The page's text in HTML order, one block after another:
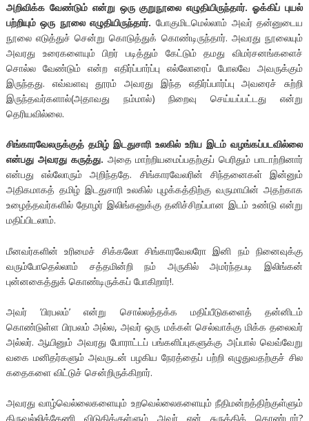
அறிவிக்க வேண்டும் என்று ஒரு குறுநூலை எழுதியிருந்தார். ஓக்கிப் புயல்
பற்றியும் ஒரு நூலை எழுதியிருந்தார்.போகுமிடமெல்லாம் அவர் தன்னுடைய
நூலை எடுத்துச் சென்று கொடுத்துக் கொண்டிருந்தார். அவரது நூலையும்
அவரது உரைகளையும் பிறர் படித்தும் கேட்டும் தமது விமர்சனங்களைச்
சொல்ல வேண்டும் என்ற எதிர்ப்பார்ப்பு எல்லோரைப் போலவே அவருக்கும்
இருந்தது. எவ்வளவு தூரம் அவரது இந்த எதிர்ப்பார்ப்பு அவரைச் சுற்றி
இருந்தவர்களால்(அதாவது நம்மால்) நிறைவு செய்யப்பட்டது என்று
தெரியவில்லை.
சிங்காரவேலருக்குத் தமிழ் இடதுசாரி உலகில் உரிய இடம் வழங்கப்படவில்லை
என்பது அவரது கருத்து. அதை மாற்றியமைப்பதற்குப் பெரிதும் பாடாற்றினார்
என்பது எல்லோரும் அறிந்ததே. சிங்காரவேலரின் சிந்தனைகள் இன்னும்
அதிகமாகத் தமிழ் இடதுசாரி உலகில் புழக்கத்திற்கு வருமாயின் அதற்காக
உழைத்தவர்களில் தோழர் இலிங்கனுக்கு தனிச்சிறப்பான இடம் உண்டு என்று
மதிப்பிடலாம்.
மீனவர்களின் உரிமைச் சிக்கலோ சிங்காரவேலரோ இனி நம் நினைவுக்கு
வரும்போதெல்லாம் சத்தமின்றி நம் அருகில் அமர்ந்தபடி இலிங்கன்
புன்னகைத்துக் கொண்டிருக்கப் போகிறார்!.
அவர் ’பிரபலம்’ என்று சொல்லத்தக்க மதிப்பீடுகளைத் தன்னிடம்
கொண்டுள்ள பிரபலம் அல்ல, அவர் ஒரு மக்கள் செல்வாக்கு மிக்க தலைவர்
அல்லர். ஆயினும் அவரது போராட்டப் பங்களிப்புகளுக்கு அப்பால் வெவ்வேறு
வகை மனிதர்களும் அவருடன் பழகிய நேரத்தைப் பற்றி எழுதுவதற்குச் சில
கதைகளை விட்டுச் சென்றிருக்கிறார்.
அவரது வாழ்வெல்லைகளையும் உறவெல்லைகளையும் நீதிமன்றத்திற்குள்ளும்
திருவல்லிக்கேணி விடுதிக்குள்ளும் அவர் ஏன் சுருக்கிக் கொண்டார்?